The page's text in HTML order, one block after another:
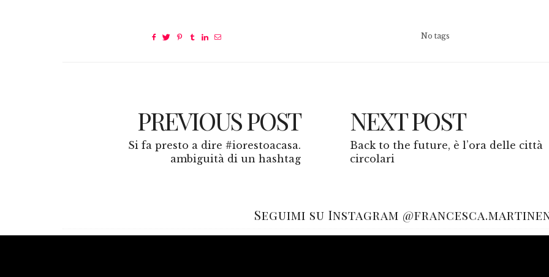
No tags
PREVIOUS POST
Si fa presto a dire #iorestoacasa.
ambiguità di un hashtag
NEXT POST
Back to the future, è l’ora delle città
circolari
Seguimi su Instagram